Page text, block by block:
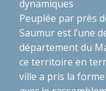
dynamiques
Peuplée par près
Saumur est l’une
département du
ce territoire en
ville a pris la forme